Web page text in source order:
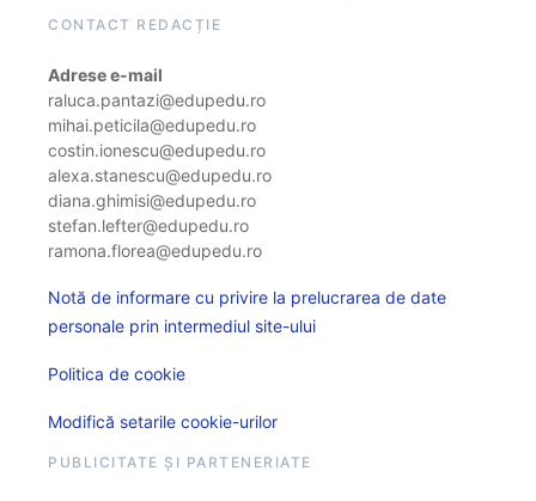
CONTACT REDACȚIE
Adrese e-mail
raluca.pantazi@edupedu.ro
mihai.peticila@edupedu.ro
costin.ionescu@edupedu.ro
alexa.stanescu@edupedu.ro
diana.ghimisi@edupedu.ro
stefan.lefter@edupedu.ro
ramona.florea@edupedu.ro
Notă de informare cu privire la prelucrarea de date
personale prin intermediul site-ului
Politica de cookie
Modifică setarile cookie-urilor
PUBLICITATE ȘI PARTENERIATE